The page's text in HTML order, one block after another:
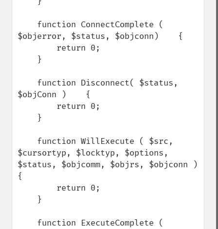
$objerror, $status, $objconn)    {
$objConn )    {
$cursortyp, $locktyp, $options,
$status, $objcomm, $objrs, $objconn )
{